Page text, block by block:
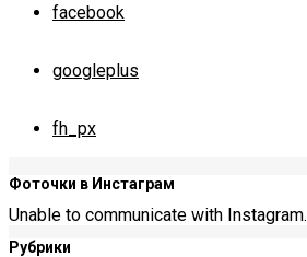
facebook
googleplus
fh_px
Фоточки в Инстаграм
Unable to communicate with Instagram.
Рубрики